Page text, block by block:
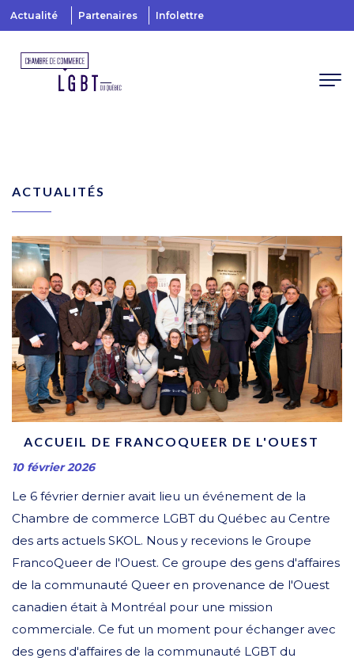
Actualité Partenaires Infolettre
ACTUALITÉS
ACCUEIL DE FRANCOQUEER DE L'OUEST
10 février 2026
Le 6 février dernier avait lieu un événement de la
Chambre de commerce LGBT du Québec au Centre
des arts actuels SKOL. Nous y recevions le Groupe
FrancoQueer de l'Ouest. Ce groupe des gens d'affaires
de la communauté Queer en provenance de l'Ouest
canadien était à Montréal pour une mission
commerciale. Ce fut un moment pour échanger avec
des gens d'affaires de la communauté LGBT du